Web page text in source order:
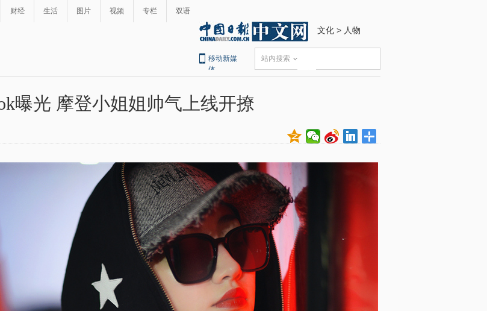
财经 生活 图片 视频 专栏 双语
文化 > 人物
移动新媒
体
站内搜索
曝光 摩登小姐姐帅气上线开撩